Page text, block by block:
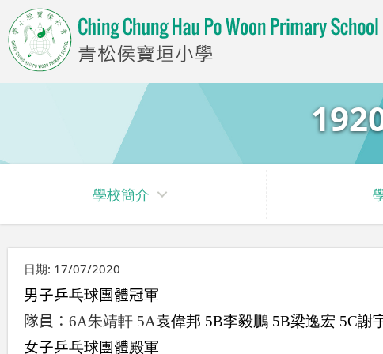
學校簡介
日期: 17/07/2020
男子乒乓球團體冠軍
隊員： 6A朱靖軒 5A袁偉邦 5B李毅鵬 5B梁逸宏 5C謝
女子乒乓球團體殿軍